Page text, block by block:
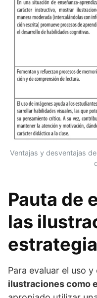
Ventajas y desventajas
Pauta de
las
Para evaluar el uso
ilustraciones como